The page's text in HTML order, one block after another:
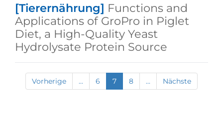
[Tierernährung] Functions and
Applications of GroPro in Piglet
Diet, a High-Quality Yeast
Hydrolysate Protein Source
Vorherige ... 6 7 8 ... Nächste